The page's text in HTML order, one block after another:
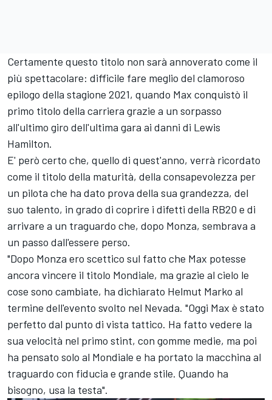
Certamente questo titolo non sarà annoverato come il
più spettacolare: difficile fare meglio del clamoroso
epilogo della stagione 2021, quando Max conquistò il
primo titolo della carriera grazie a un sorpasso
all'ultimo giro dell'ultima gara ai danni di Lewis
Hamilton.
E' però certo che, quello di quest'anno, verrà ricordato
come il titolo della maturità, della consapevolezza per
un pilota che ha dato prova della sua grandezza, del
suo talento, in grado di coprire i difetti della RB20 e di
arrivare a un traguardo che, dopo Monza, sembrava a
un passo dall'essere perso.
"Dopo Monza ero scettico sul fatto che Max potesse
ancora vincere il titolo Mondiale, ma grazie al cielo le
cose sono cambiate, ha dichiarato Helmut Marko al
termine dell'evento svolto nel Nevada. "Oggi Max è stato
perfetto dal punto di vista tattico. Ha fatto vedere la
sua velocità nel primo stint, con gomme medie, ma poi
ha pensato solo al Mondiale e ha portato la macchina al
traguardo con fiducia e grande stile. Quando ha
bisogno, usa la testa".